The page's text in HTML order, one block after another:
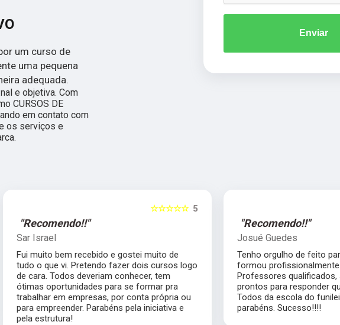
um curso de
uma pequena
adequada.
e objetiva. Com
CURSOS DE
em contato com
os serviços e
Enviar
5
☆☆☆☆☆
"Recomendo!!"
Sar Israel
Fui muito bem recebido e gostei muito de
tudo o que vi. Pretendo fazer dois cursos logo
de cara. Todos deveriam conhecer, tem
ótimas oportunidades para se formar pra
trabalhar em empresas, por conta própria ou
para empreender. Parabéns pela iniciativa e
pela estrutura!
"Recomendo!!"
Josué Guedes
Tenho orgulho de feito
formou profissionalmente
Professores qualificados,
prontos para responder
Todos da escola do
parabéns. Sucesso!!!!